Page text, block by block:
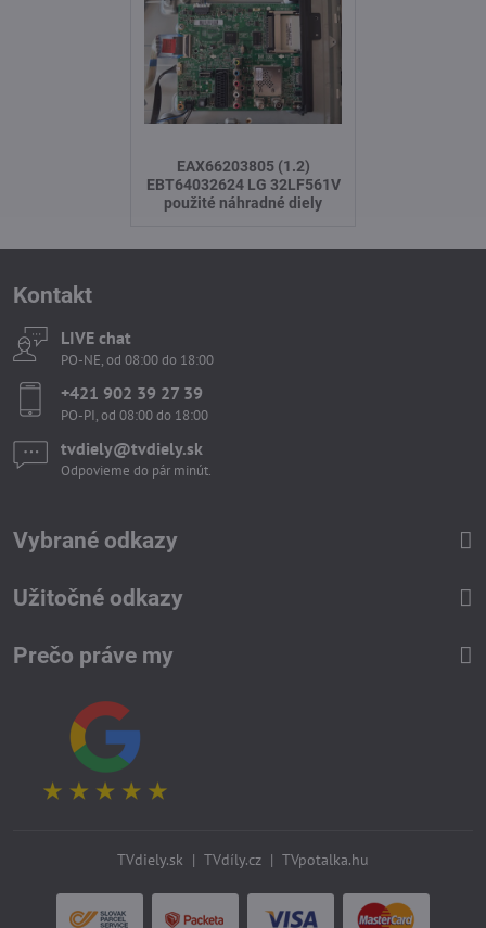
EAX66203805 (1.2)
EBT64032624 LG 32LF561V
použité náhradné diely
Kontakt
LIVE chat
PO-NE, od 08:00 do 18:00
+421 902 39 27 39
PO-PI, od 08:00 do 18:00
tvdiely​​@tvdiely​​.sk
Odpovieme do pár minút.
Vybrané odkazy
Užitočné odkazy
Prečo práve my
TVdiely.sk | TVdíly.cz | TVpotalka.hu